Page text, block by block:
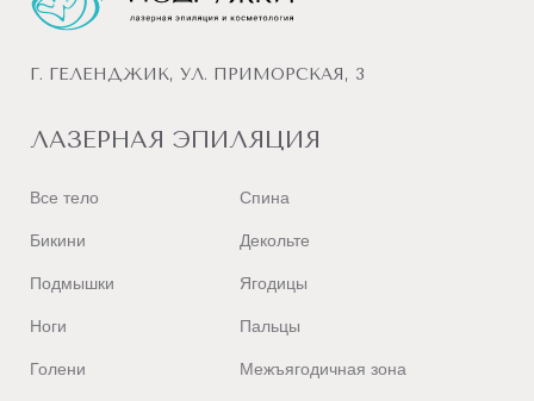
Г. ГЕЛЕНДЖИК, УЛ. ПРИМОРСКАЯ, 3
ЛАЗЕРНАЯ ЭПИЛЯЦИЯ
Все тело
Бикини
Подмышки
Ноги
Голени
Спина
Декольте
Ягодицы
Пальцы
Межъягодичная зона